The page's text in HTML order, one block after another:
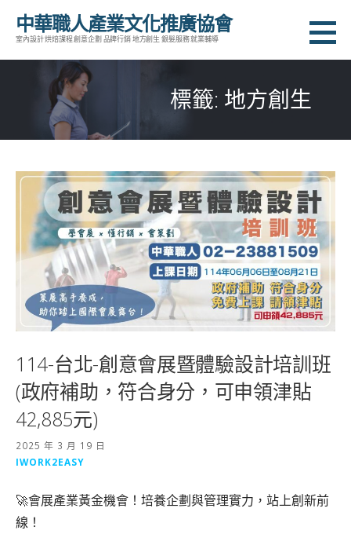
中華職人產業文化推廣協會
室內設計 烘焙課程 創意企劃 品牌行銷 地方創生 銀髮服務 就業輔導
標籤: 地方創生
114-台北-創意會展暨體驗設計培訓班
(政府補助，符合身分，可申領津貼
42,885元)
2025 年 3 月 19 日
IWORK2EASY
🚀會展產業黃金機會！培養企劃與管理實力，站上創新前
線！